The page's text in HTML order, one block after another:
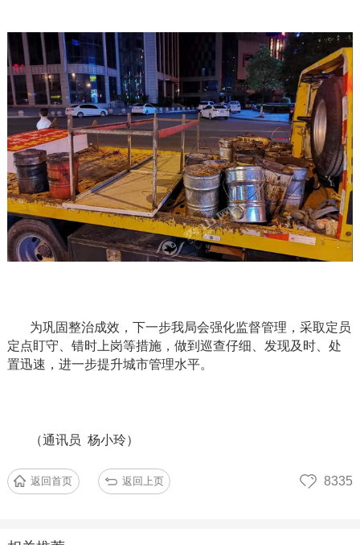
为巩固整治成效，下一步我局会强化监督管理，采取定员
定点盯守、错时上岗等措施，做到巡查仔细、发现及时、处
置迅速，进一步提升城市管理水平。
（通讯员 杨小玲）
返回首页 返回上页 8335